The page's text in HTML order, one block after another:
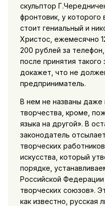
скульптор
фронтовик, у которого
стоит гениальный и
Христос, ежемесячно
200 рублей за
после принятия такого
докажет, что не
предприниматель.
В нем не названы
творчества, кроме,
языка на другой». В
законодатель
творческих
искусства, который
порядке,
Российской
творческих союзов».
как известно, русская